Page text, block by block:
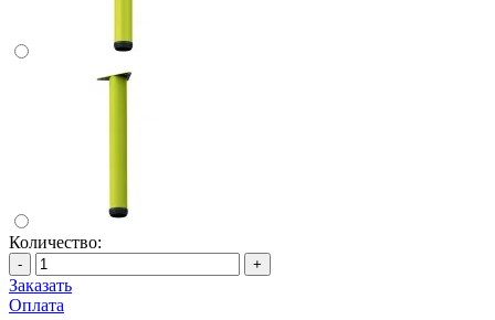
Количество:
- +
Заказать
Оплата